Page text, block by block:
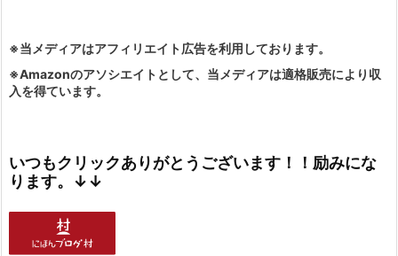
※当メディアはアフィリエイト広告を利用しております。
※Amazonのアソシエイトとして、当メディアは適格販売により収
入を得ています。
いつもクリックありがとうございます！！励みにな
ります。↓↓